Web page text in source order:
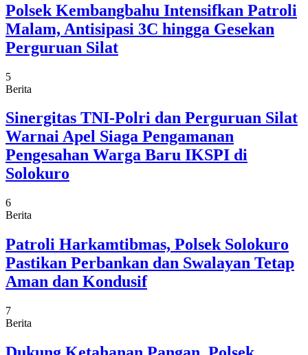
Polsek Kembangbahu Intensifkan Patroli
Malam, Antisipasi 3C hingga Gesekan
Perguruan Silat
5
Berita
Sinergitas TNI-Polri dan Perguruan Silat
Warnai Apel Siaga Pengamanan
Pengesahan Warga Baru IKSPI di
Solokuro
6
Berita
Patroli Harkamtibmas, Polsek Solokuro
Pastikan Perbankan dan Swalayan Tetap
Aman dan Kondusif
7
Berita